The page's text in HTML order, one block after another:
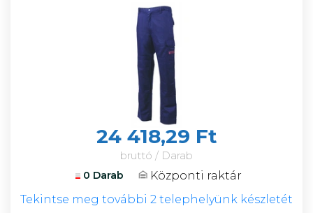
24 418,29 Ft
bruttó / Darab
0 Darab
Központi raktár
Tekintse meg további 2 telephelyünk készletét